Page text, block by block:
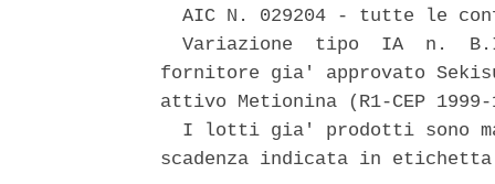
AIC N. 029204 - tutte le
Variazione  tipo  IA  n.
fornitore gia' approvato
attivo Metionina (R1-CEP
I lotti gia' prodotti sono
scadenza indicata in